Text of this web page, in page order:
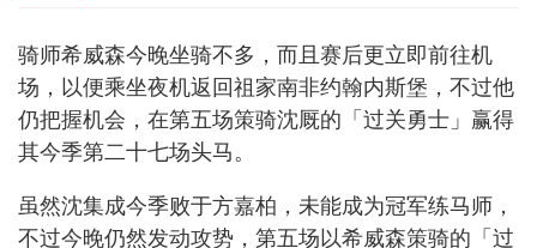
骑师希威森今晚坐骑不多，而且赛后更立即前往机
场，以便乘坐夜机返回祖家南非约翰内斯堡，不过他
仍把握机会，在第五场策骑沈厩的「过关勇士」赢得
其今季第二十七场头马。
虽然沈集成今季败于方嘉柏，未能成为冠军练马师，
不过今晚仍然发动攻势，第五场以希威森策骑的「过